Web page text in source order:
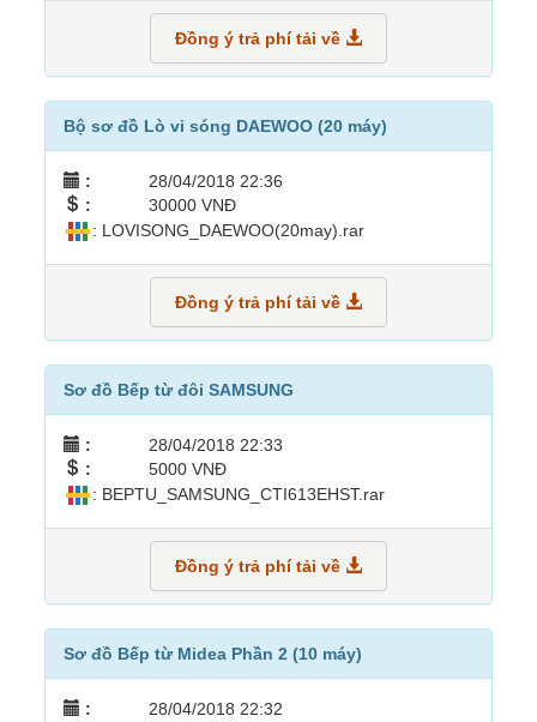
Đồng ý trả phí tải về
Bộ sơ đồ Lò vi sóng DAEWOO (20 máy)
: 28/04/2018 22:36
: 30000 VNĐ
: LOVISONG_DAEWOO(20may).rar
Đồng ý trả phí tải về
Sơ đồ Bếp từ đôi SAMSUNG
: 28/04/2018 22:33
: 5000 VNĐ
: BEPTU_SAMSUNG_CTI613EHST.rar
Đồng ý trả phí tải về
Sơ đồ Bếp từ Midea Phần 2 (10 máy)
: 28/04/2018 22:32